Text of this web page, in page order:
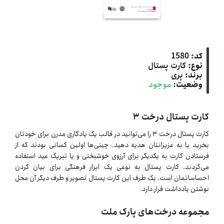
کد: 1580
نوع: کارت پستال
برند: پری
وضعیت: موجود
کارت پستال درخت ۳
کارت پستال درخت ۳ را می‌توانید در قالب یک یادگاری مدرن برای خودتان
بخرید یا به عزیزانتان هدیه دهید. چینی‌ها اولین کسانی بودند که از
فرستادن کارت به یکدیگر برای آرزوی خوشبختی و یا تبریک عید استفاده
می‌کردند. کارت پستال به نوعی یک ابزار فرهنگی برای بیان کردن
احساساتمان است. یک طرف این کارت پستال تصویر و طرف دیگر آن محل
نوشتن یادداشت قرار دارد.
مجموعه درخت‌های پارک ملت